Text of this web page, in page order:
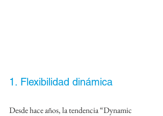
1. Flexibilidad dinámica
Desde hace años, la tendencia “Dynamic